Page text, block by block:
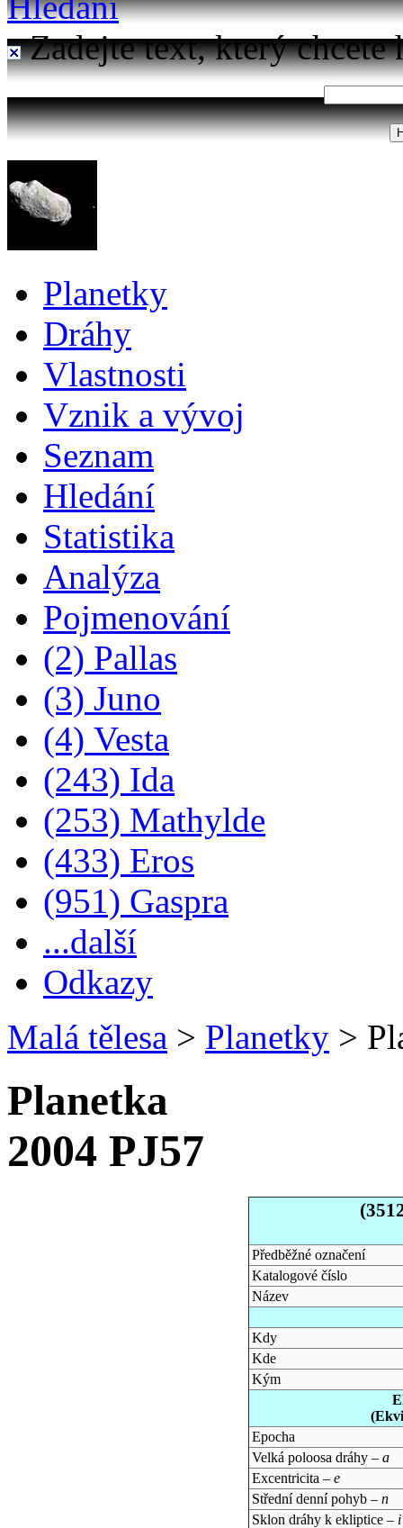
Zadejte text, který chcete
Planetky
Dráhy
Vlastnosti
Vznik a vývoj
Seznam
Hledání
Statistika
Analýza
Pojmenování
(2) Pallas
(3) Juno
(4) Vesta
(243) Ida
(253) Mathylde
(433) Eros
(951) Gaspra
...další
Odkazy
Malá tělesa > Planetky >
Planetka
2004 PJ57
Předběžné označení
Katalogové číslo
Název
Kdy
Kde
Kým
Epocha
Velká poloosa dráhy – a
Excentricita – e
Střední denní pohyb – n
Sklon dráhy k ekliptice – i